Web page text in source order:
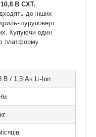
В CXT.
до інших
шуруповерт
Купуючи один
платформу.
В / 1,3 Ач Li-Ion